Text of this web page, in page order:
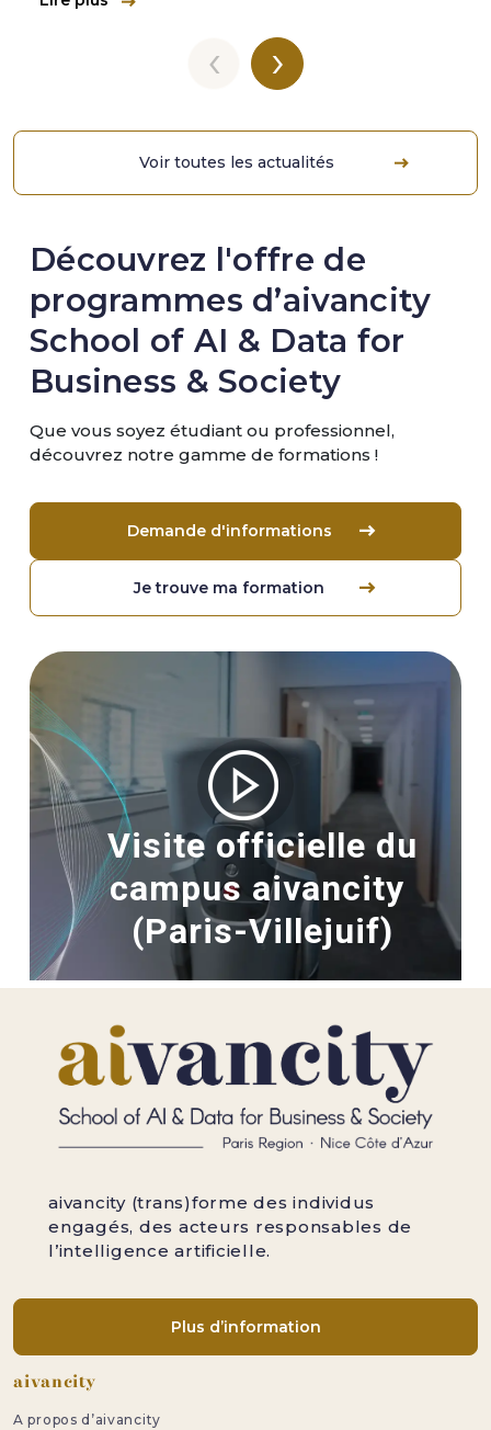
‹ ›
Voir toutes les actualités
Découvrez l'offre de
programmes d’aivancity
School of AI & Data for
Business & Society
Que vous soyez étudiant ou professionnel,
découvrez notre gamme de formations !
Demande d'informations
Je trouve ma formation
Image
Visite officielle du
campus aivancity
(Paris-Villejuif)
aivancity (trans)forme des individus
engagés, des acteurs responsables de
l’intelligence artificielle.
Plus d’information
Pied de page
aivancity
A propos d’aivancity